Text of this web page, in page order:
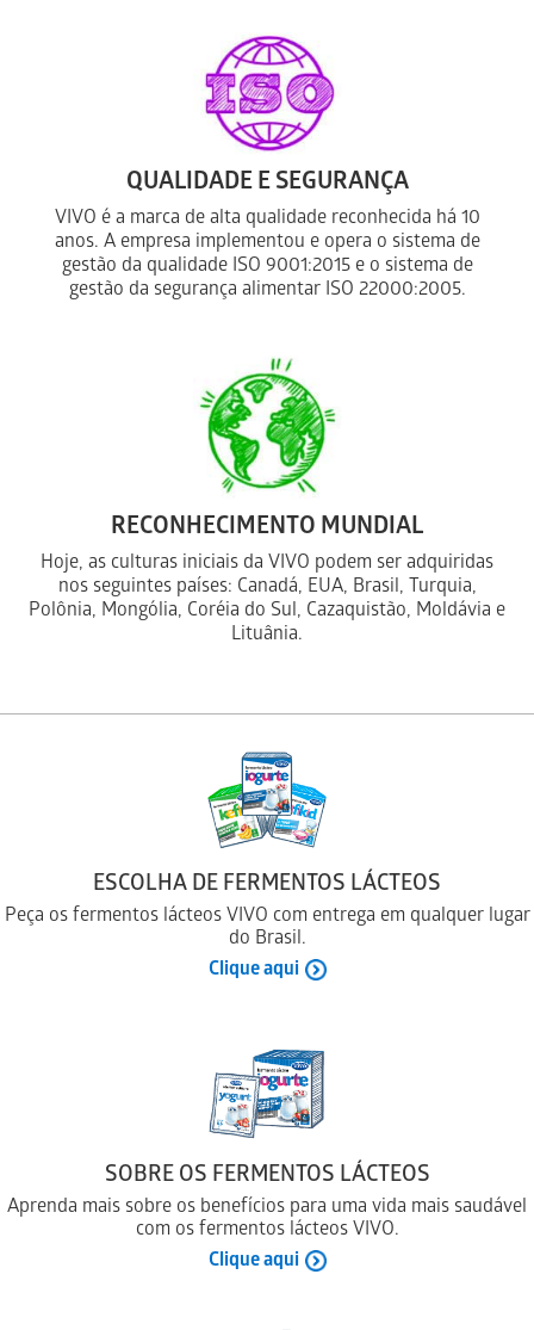
QUALIDADE E SEGURANÇA
VIVO é a marca de alta qualidade reconhecida há 10
anos. A empresa implementou e opera o sistema de
gestão da qualidade ISO 9001:2015 e o sistema de
gestão da segurança alimentar ISO 22000:2005.
RECONHECIMENTO MUNDIAL
Hoje, as culturas iniciais da VIVO podem ser adquiridas
nos seguintes países: Canadá, EUA, Brasil, Turquia,
Polônia, Mongólia, Coréia do Sul, Cazaquistão, Moldávia e
Lituânia.
ESCOLHA DE FERMENTOS LÁCTEOS
Peça os fermentos lácteos VIVO com entrega em qualquer lugar
do Brasil.
Clique aqui
SOBRE OS FERMENTOS LÁCTEOS
Aprenda mais sobre os benefícios para uma vida mais saudável
com os fermentos lácteos VIVO.
Clique aqui